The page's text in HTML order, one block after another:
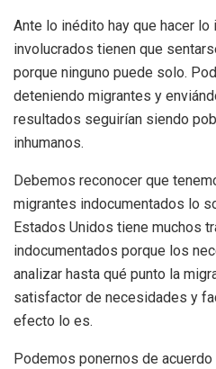
Ante lo inédito hay que hacer
involucrados tienen que
porque ninguno puede solo.
deteniendo migrantes y
resultados seguirían siendo
inhumanos.
Debemos reconocer que
migrantes indocumentados lo
Estados Unidos tiene muchos
indocumentados porque los
analizar hasta qué punto la
satisfactor de necesidades y
efecto lo es.
Podemos ponernos de